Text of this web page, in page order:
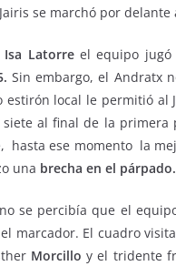
se marchó por
Isa Latorreel equipo jugó
Sin embargo, el Andratx
local le permitió al
al final de la primera
hasta ese momento la
una brecha en el párpado.
se percibía que el
marcador. El cuadro
Morcillo y el tridente